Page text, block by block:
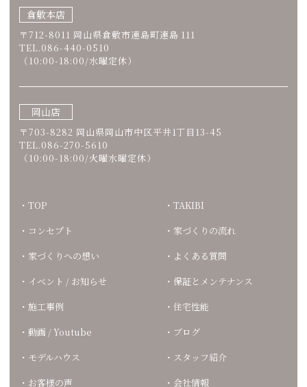
倉敷本店
〒712-8011 岡山県倉敷市連島町連島 111
TEL.086-440-0510
（10:00-18:00/水曜定休）
岡山店
〒703-8282 岡山県岡山市中区平井1丁目13-45
TEL.086-270-5610
（10:00-18:00/火曜水曜定休）
TOP
コンセプト
家づくりへの想い
イベント / お知らせ
施工事例
動画 / Youtube
モデルハウス
お客様の声
TAKIBI
家づくりの流れ
よくある質問
保証とメンテナンス
住宅性能
ブログ
スタッフ紹介
会社情報